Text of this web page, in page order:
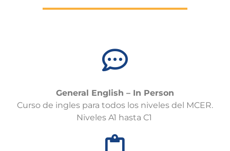
General English – In Person
Curso de ingles para todos los niveles del MCER.
Niveles A1 hasta C1